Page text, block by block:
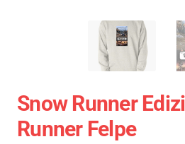
Snow Runner
Runner Felpe